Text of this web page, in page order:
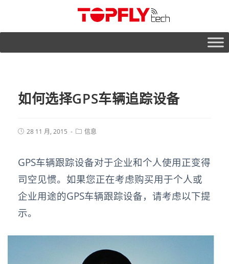
如何选择GPS车辆追踪设备
28 11 月, 2015 信息
GPS车辆跟踪设备对于企业和个人使用正变得
司空见惯。如果您正在考虑购买用于个人或
企业用途的GPS车辆跟踪设备，请考虑以下提
示。